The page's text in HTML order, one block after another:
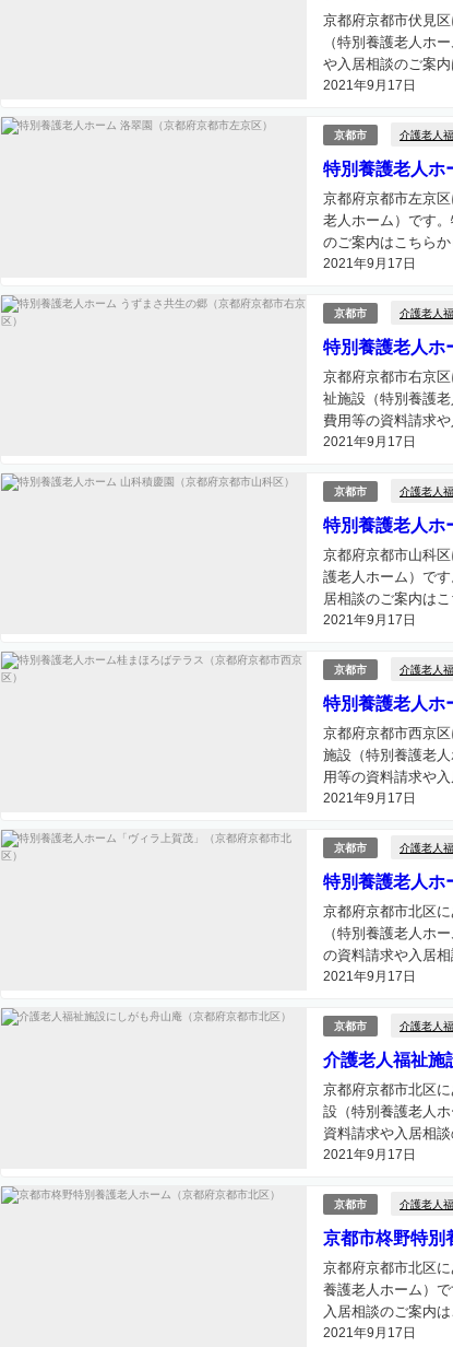
2021年9月17日
京都府京都市伏見
（特別養護老人ホ
や入居相談のご案内
京都市 介護老人
特別養護老人ホ
2021年9月17日
京都府京都市左京
老人ホーム）です
のご案内はこちらか
京都市 介護老人
特別養護老人ホ
2021年9月17日
京都府京都市右京
祉施設（特別養護
費用等の資料請求
京都市 介護老人
特別養護老人ホ
2021年9月17日
京都府京都市山科
護老人ホーム）で
居相談のご案内はこ
京都市 介護老人
特別養護老人ホ
2021年9月17日
京都府京都市西京
施設（特別養護老
用等の資料請求や
京都市 介護老人
特別養護老人ホ
2021年9月17日
京都府京都市北区
（特別養護老人ホ
の資料請求や入居
京都市 介護老人
介護老人福祉施
2021年9月17日
京都府京都市北区
設（特別養護老人
資料請求や入居相
京都市 介護老人
京都市柊野特別
2021年9月17日
京都府京都市北区
養護老人ホーム）
入居相談のご案内は